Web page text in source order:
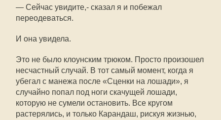
— Сейчас увидите,- сказал я и побежал
переодеваться.
И она увидела.
Это не было клоунским трюком. Просто произошел
несчастный случай. В тот самый момент, когда я
убегал с манежа после «Сценки на лошади», я
случайно попал под ноги скачущей лошади,
которую не сумели остановить. Все кругом
растерялись, и только Карандаш, рискуя жизнью,